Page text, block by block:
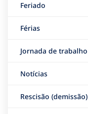
Feriado
Férias
Jornada de trabalho
Notícias
Rescisão (demissão)